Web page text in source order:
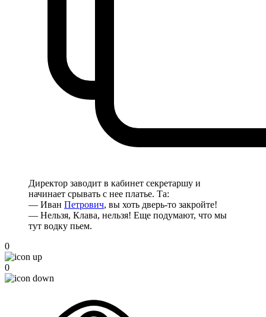
Директор заводит в кабинет секретаршу и
начинает срывать с нее платье. Та:
— Иван Петрович, вы хоть дверь-то закройте!
— Нельзя, Клава, нельзя! Еще подумают, что мы
тут водку пьем.
0
0